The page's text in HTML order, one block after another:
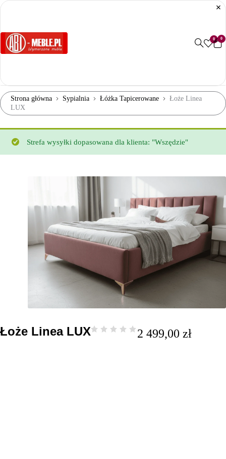
0 0
Strona główna Sypialnia Łóżka Tapicerowane
Łoże Linea
LUX
Strefa wysyłki dopasowana dla klienta: "Wszędzie"
Łoże Linea LUX 2 499,00 zł